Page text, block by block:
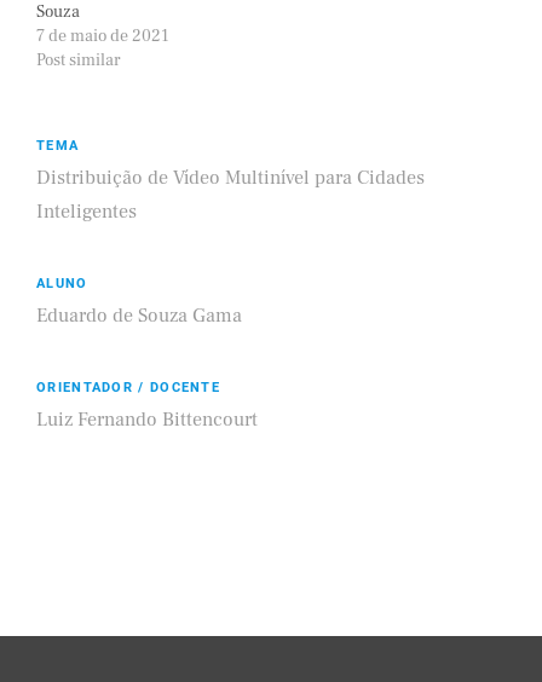
Souza
7 de maio de 2021
Post similar
TEMA
Distribuição de Vídeo Multinível para Cidades
Inteligentes
ALUNO
Eduardo de Souza Gama
ORIENTADOR / DOCENTE
Luiz Fernando Bittencourt